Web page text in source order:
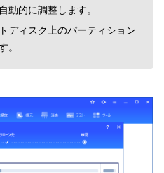
動的に調整します。
ディスク上のパーティション
。